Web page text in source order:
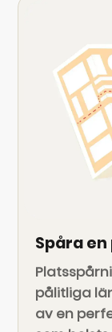
Spåra
pålitliga
av en